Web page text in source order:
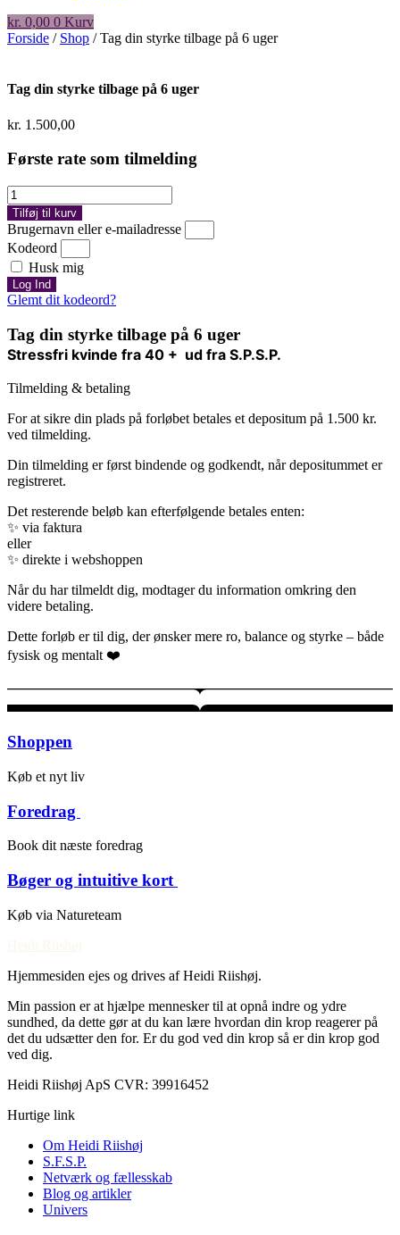
kr. 0,00 0 Kurv
Forside / Shop / Tag din styrke tilbage på 6 uger
Tag din styrke tilbage på 6 uger
kr. 1.500,00
Første rate som tilmelding
Tag
din
styrke
tilbage
på
6
uger
antal
Tilføj til kurv
Brugernavn eller e-mailadresse
Kodeord
Husk mig
Log Ind
Glemt dit kodeord?
Tag din styrke tilbage på 6 uger
Stressfri kvinde fra 40 + ud fra S.P.S.P.
Tilmelding & betaling
For at sikre din plads på forløbet betales et depositum på 1.500 kr.
ved tilmelding.
Din tilmelding er først bindende og godkendt, når depositummet er
registreret.
Det resterende beløb kan efterfølgende betales enten:
✨ via faktura
eller
✨ direkte i webshoppen
Når du har tilmeldt dig, modtager du information omkring den
videre betaling.
Dette forløb er til dig, der ønsker mere ro, balance og styrke – både
fysisk og mentalt ❤️
Shoppen
Køb et nyt liv ​
Foredrag ​
Book dit næste foredrag ​
Bøger og intuitive kort ​
Køb via Natureteam ​
Hjemmesiden ejes og drives af Heidi Riishøj.
Min passion er at hjælpe mennesker til at opnå indre og ydre
sundhed, da dette gør at du kan lære hvordan din krop reagerer på
det du udsætter den for. Er du god ved din krop så er din krop god
ved dig.
Heidi Riishøj ApS CVR: 39916452
Hurtige link
Om Heidi Riishøj
S.F.S.P.
Netværk og fællesskab
Blog og artikler
Univers